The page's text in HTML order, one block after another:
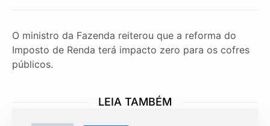
O ministro da Fazenda reiterou que a reforma do
Imposto de Renda terá impacto zero para os cofres
públicos.
LEIA TAMBÉM